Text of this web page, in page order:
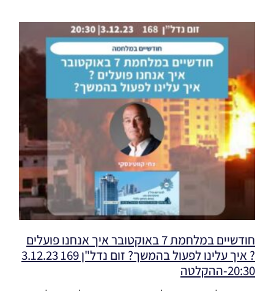
חודשיים במלחמת 7 באוקטובר איך אנחנו פועלים
? איך עלינו לפעול בהמשך? זום נדל"ן 169 3.12.23
20:30-ההקלטה